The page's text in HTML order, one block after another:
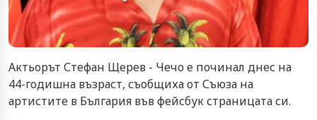
Актьорът Стефан Щерев - Чечо е починал днес на
44-годишна възраст, съобщиха от Съюза на
артистите в България във фейсбук страницата си.